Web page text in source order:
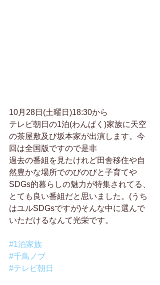
10月28日(土曜日)18:30から
テレビ朝日の1泊(わんぱく)家族に天空
の茶屋敷及び坂本家が出演します。今
回は全国版ですので是非
過去の番組を見たけれど田舎移住や自
然豊かな場所でのびのびと子育てや
SDGs的暮らしの魅力が特集されてる、
とても良い番組だと思いました。(うち
はユルSDGsですが)そんな中に選んで
いただけるなんて光栄です。
#1泊家族
#千鳥ノブ
#テレビ朝日